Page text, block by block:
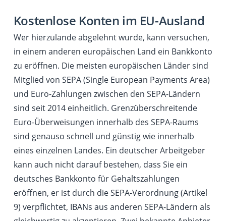
Kostenlose Konten im EU-Ausland
Wer hierzulande abgelehnt wurde, kann versuchen,
in einem anderen europäischen Land ein Bankkonto
zu eröffnen. Die meisten europäischen Länder sind
Mitglied von SEPA (Single European Payments Area)
und Euro-Zahlungen zwischen den SEPA-Ländern
sind seit 2014 einheitlich. Grenzüberschreitende
Euro-Überweisungen innerhalb des SEPA-Raums
sind genauso schnell und günstig wie innerhalb
eines einzelnen Landes. Ein deutscher Arbeitgeber
kann auch nicht darauf bestehen, dass Sie ein
deutsches Bankkonto für Gehaltszahlungen
eröffnen, er ist durch die SEPA-Verordnung (Artikel
9) verpflichtet, IBANs aus anderen SEPA-Ländern als